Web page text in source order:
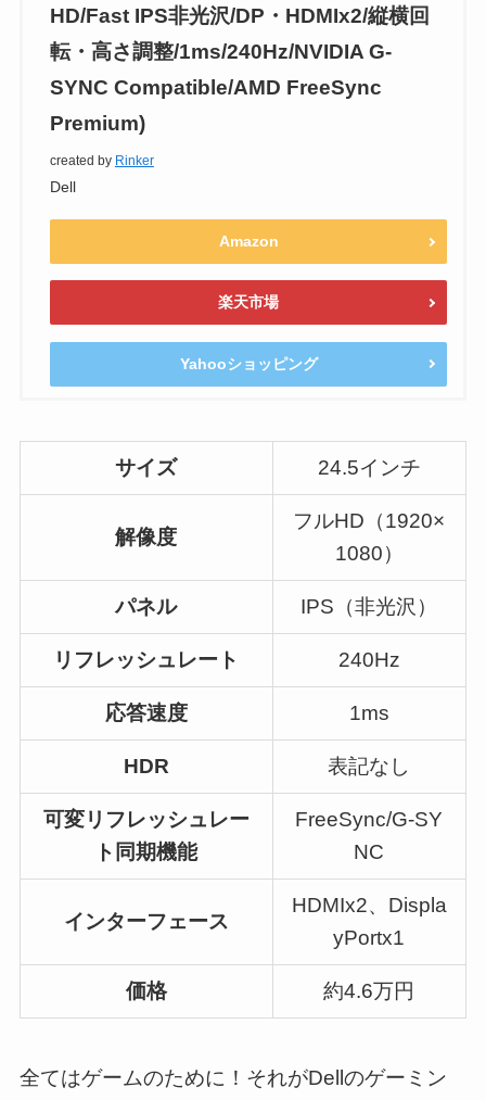
HD/Fast IPS非光沢/DP・HDMIx2/縦横回
転・高さ調整/1ms/240Hz/NVIDIA G-
SYNC Compatible/AMD FreeSync
Premium)
created by Rinker
Dell
Amazon
楽天市場
Yahooショッピング
サイズ 24.5インチ
解像度
フルHD（1920×
1080）
パネル IPS（非光沢）
リフレッシュレート 240Hz
応答速度 1ms
HDR 表記なし
可変リフレッシュレー
ト同期機能
FreeSync/G-SY
NC
インターフェース
HDMIx2、Displa
yPortx1
価格 約4.6万円
全てはゲームのために！それがDellのゲーミン